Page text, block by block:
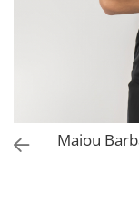
Acccesori Antrenor
Fitness
Mingi medicinale
Maiou